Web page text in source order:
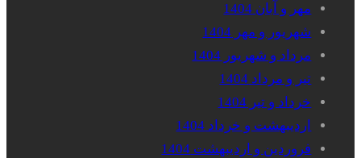
مهر و آبان 1404
شهریور و مهر 1404
مرداد و شهریور 1404
تیر و مرداد 1404
خرداد و تیر 1404
اردیبهشت و خرداد 1404
فروردین و اردیبهشت 1404